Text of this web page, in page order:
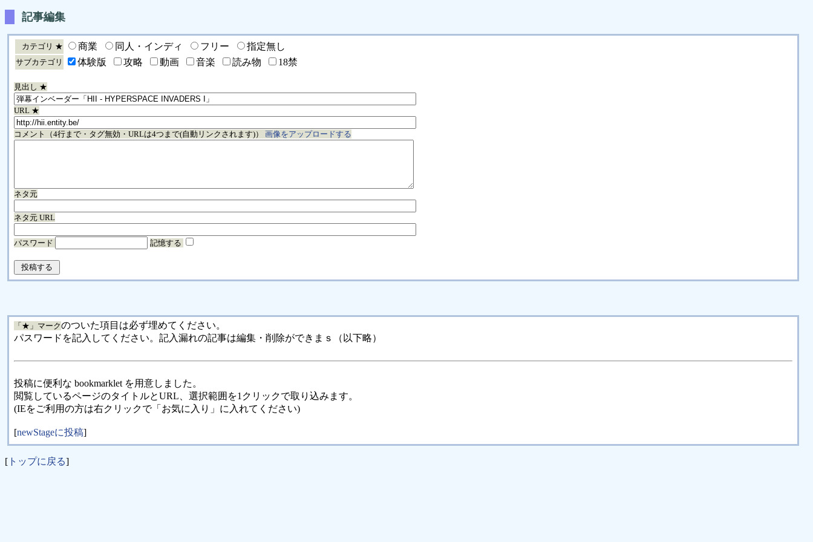
記事編集
カテゴリ ★ 商業 同人・インディ フリー 指定無し
サブカテゴリ 体験版 攻略 動画 音楽 読み物 18禁
見出し ★
URL ★
コメント（4行まで・タグ無効・URLは4つまで(自動リンクされます)） 画像をアップロードする
ネタ元
ネタ元 URL
パスワード 記憶する
「★」マークのついた項目は必ず埋めてください。
パスワードを記入してください。記入漏れの記事は編集・削除ができまｓ（以下略）
投稿に便利な bookmarklet を用意しました。
閲覧しているページのタイトルとURL、選択範囲を1クリックで取り込みます。
(IEをご利用の方は右クリックで「お気に入り」に入れてください)
[newStageに投稿]
[ トップに戻る]